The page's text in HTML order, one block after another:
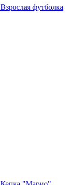
Взрослая футболка